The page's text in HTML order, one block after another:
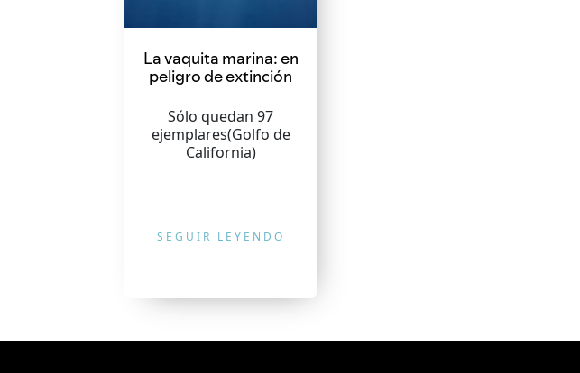
La vaquita marina: en
peligro de extinción
Sólo quedan 97
ejemplares(Golfo de
California)
SEGUIR LEYENDO